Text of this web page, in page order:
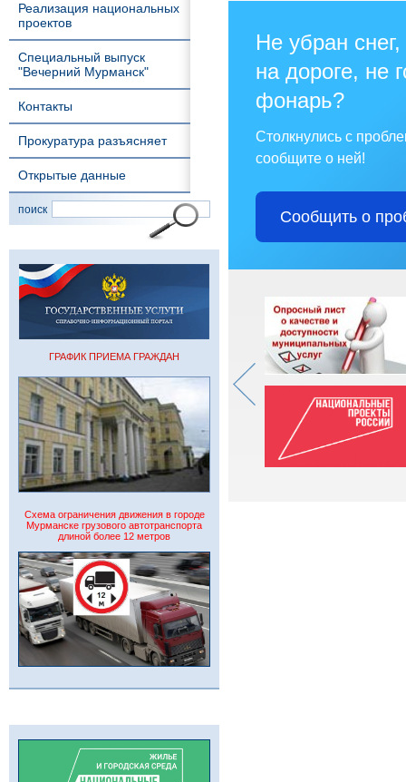
Реализация национальных
проектов
Специальный выпуск
"Вечерний Мурманск"
Контакты
Прокуратура разъясняет
Открытые данные
поиск
ГРАФИК ПРИЕМА ГРАЖДАН
Схема ограничения движения в городе
Мурманске грузового автотранспорта
длиной более 12 метров
Не убран
на дороге, не
фонарь?
Столкнулись с
сообщите о ней!
Сообщить о